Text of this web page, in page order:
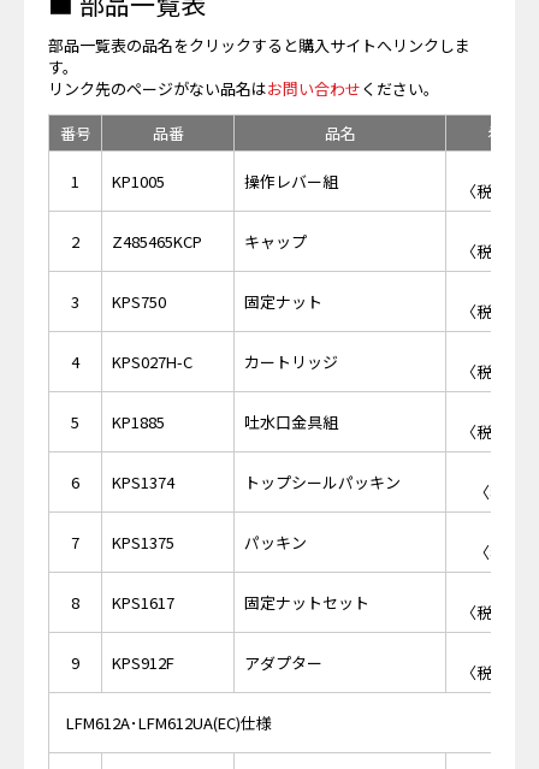
部品一覧表の品名をクリックすると購入サイトへリンクしま
す。
リンク先のページがない品名はお問い合わせください。
番号
品番 品名 希望
1 KP1005 操作レバー組
〈税抜価
2 Z485465KCP キャップ
〈税抜価
3 KPS750 固定ナット
〈税抜価
4 KPS027H-C カートリッジ
〈税抜価
5 KP1885 吐水口金具組
〈税抜価
6 KPS1374 トップシールパッキン
〈税抜
7 KPS1375 パッキン
〈税抜
8 KPS1617 固定ナットセット
〈税抜価
9 KPS912F アダプター
〈税抜価
LFM612A･LFM612UA(EC)仕様